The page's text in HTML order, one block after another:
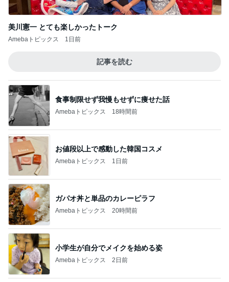
美川憲一 とても楽しかったトーク
Amebaトピックス 1日前
記事を読む
食事制限せず我慢もせずに痩せた話
Amebaトピックス 18時間前
お値段以上で感動した韓国コスメ
Amebaトピックス 1日前
ガパオ丼と単品のカレーピラフ
Amebaトピックス 20時間前
小学生が自分でメイクを始める姿
Amebaトピックス 2日前